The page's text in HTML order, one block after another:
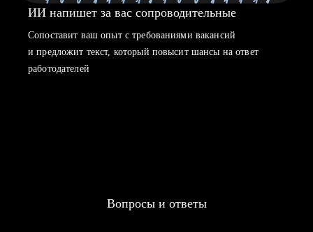
ИИ напишет за вас сопроводительные
Сопоставит ваш опыт с требованиями вакансий
и предложит текст, который повысит шансы на ответ
работодателей
Вопросы и ответы